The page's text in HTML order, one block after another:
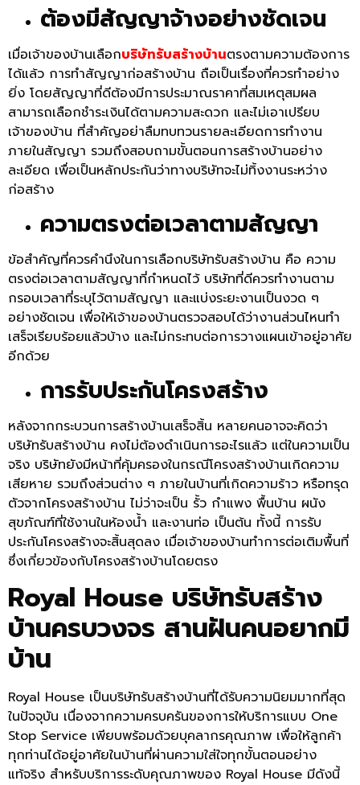
ต้องมีสัญญาจ้างอย่างชัดเจน
เมื่อเจ้าของบ้านเลือกบริษัทรับสร้างบ้านตรงตามความต้องการ
ได้แล้ว การทำสัญญาก่อสร้างบ้าน ถือเป็นเรื่องที่ควรทำอย่าง
ยิ่ง โดยสัญญาที่ดีต้องมีการประมาณราคาที่สมเหตุสมผล
สามารถเลือกชำระเงินได้ตามความสะดวก และไม่เอาเปรียบ
เจ้าของบ้าน ที่สำคัญอย่าลืมทบทวนรายละเอียดการทำงาน
ภายในสัญญา รวมถึงสอบถามขั้นตอนการสร้างบ้านอย่าง
ละเอียด เพื่อเป็นหลักประกันว่าทางบริษัทจะไม่ทิ้งงานระหว่าง
ก่อสร้าง
ความตรงต่อเวลาตามสัญญา
ข้อสำคัญที่ควรคำนึงในการเลือกบริษัทรับสร้างบ้าน คือ ความ
ตรงต่อเวลาตามสัญญาที่กำหนดไว้ บริษัทที่ดีควรทำงานตาม
กรอบเวลาที่ระบุไว้ตามสัญญา และแบ่งระยะงานเป็นงวด ๆ
อย่างชัดเจน เพื่อให้เจ้าของบ้านตรวจสอบได้ว่างานส่วนไหนทำ
เสร็จเรียบร้อยแล้วบ้าง และไม่กระทบต่อการวางแผนเข้าอยู่อาศัย
อีกด้วย
การรับประกันโครงสร้าง
หลังจากกระบวนการสร้างบ้านเสร็จสิ้น หลายคนอาจจะคิดว่า
บริษัทรับสร้างบ้าน คงไม่ต้องดำเนินการอะไรแล้ว แต่ในความเป็น
จริง บริษัทยังมีหน้าที่คุ้มครองในกรณีโครงสร้างบ้านเกิดความ
เสียหาย รวมถึงส่วนต่าง ๆ ภายในบ้านที่เกิดความร้าว หรือทรุด
ตัวจากโครงสร้างบ้าน ไม่ว่าจะเป็น รั้ว กำแพง พื้นบ้าน ผนัง
สุขภัณฑ์ที่ใช้งานในห้องน้ำ และงานท่อ เป็นต้น ทั้งนี้ การรับ
ประกันโครงสร้างจะสิ้นสุดลง เมื่อเจ้าของบ้านทำการต่อเติมพื้นที่
ซึ่งเกี่ยวข้องกับโครงสร้างบ้านโดยตรง
Royal House บริษัทรับสร้าง
บ้านครบวงจร สานฝันคนอยากมี
บ้าน
Royal House เป็นบริษัทรับสร้างบ้านที่ได้รับความนิยมมากที่สุด
ในปัจจุบัน เนื่องจากความครบครันของการให้บริการแบบ One
Stop Service เพียบพร้อมด้วยบุคลากรคุณภาพ เพื่อให้ลูกค้า
ทุกท่านได้อยู่อาศัยในบ้านที่ผ่านความใส่ใจทุกขั้นตอนอย่าง
แท้จริง สำหรับบริการระดับคุณภาพของ Royal House มีดังนี้